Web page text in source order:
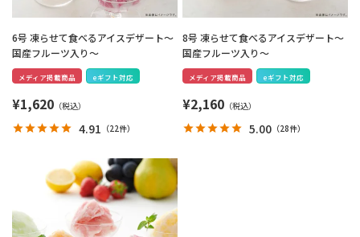
6号 凍らせて食べるアイスデザート～
国産フルーツ入り～
メディア掲載商品 eギフト対応
¥1,620
4.91 （22件）
8号 凍らせて食べるアイスデザート～
国産フルーツ入り～
メディア掲載商品 eギフト対応
¥2,160
5.00 （28件）